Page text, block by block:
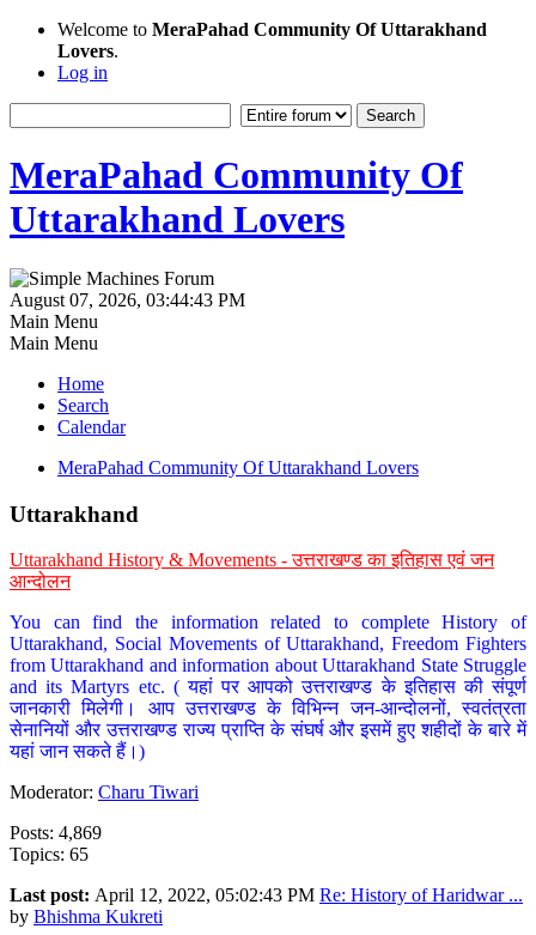
Welcome to MeraPahad Community Of Uttarakhand
Lovers.
Log in
MeraPahad Community Of
Uttarakhand Lovers
August 07, 2026, 03:44:43 PM
Main Menu
Main Menu
Home
Search
Calendar
MeraPahad Community Of Uttarakhand Lovers
Uttarakhand
Uttarakhand History & Movements - उत्तराखण्ड का इतिहास एवं जन
आन्दोलन
You can find the information related to complete History of
Uttarakhand, Social Movements of Uttarakhand, Freedom Fighters
from Uttarakhand and information about Uttarakhand State Struggle
and its Martyrs etc. ( यहां पर आपको उत्तराखण्ड के इतिहास की संपूर्ण
जानकारी मिलेगी। आप उत्तराखण्ड के विभिन्न जन-आन्दोलनों, स्वतंत्रता
सेनानियों और उत्तराखण्ड राज्य प्राप्ति के संघर्ष और इसमें हुए शहीदों के बारे में
यहां जान सकते हैं।)
Moderator: Charu Tiwari
Posts: 4,869
Topics: 65
Last post: April 12, 2022, 05:02:43 PM Re: History of Haridwar ...
by Bhishma Kukreti